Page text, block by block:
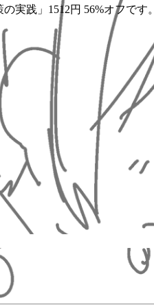
実践」1512円 56%オフです。